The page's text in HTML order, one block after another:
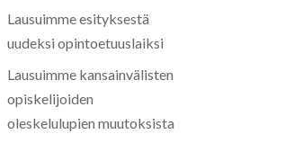
Lausuimme esityksestä
uudeksi opintoetuuslaiksi
Lausuimme kansainvälisten
opiskelijoiden
oleskelulupien muutoksista